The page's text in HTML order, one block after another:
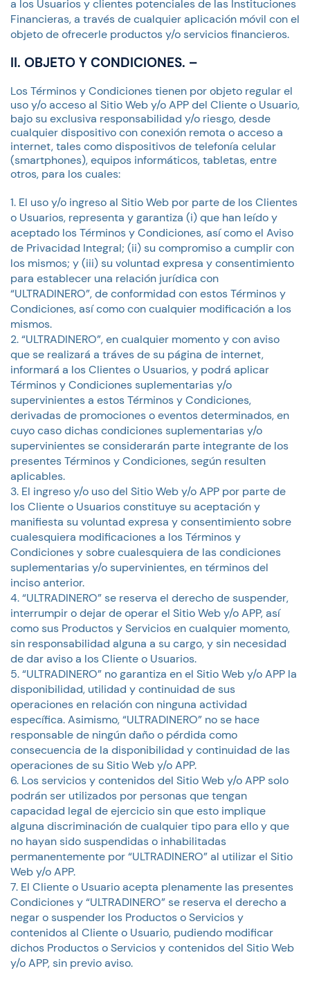
a los Usuarios y clientes potenciales de las Instituciones
Financieras, a través de cualquier aplicación móvil con el
objeto de ofrecerle productos y/o servicios financieros.
II. OBJETO Y CONDICIONES. –
Los Términos y Condiciones tienen por objeto regular el
uso y/o acceso al Sitio Web y/o APP del Cliente o Usuario,
bajo su exclusiva responsabilidad y/o riesgo, desde
cualquier dispositivo con conexión remota o acceso a
internet, tales como dispositivos de telefonía celular
(smartphones), equipos informáticos, tabletas, entre
otros, para los cuales:
El uso y/o ingreso al Sitio Web por parte de los Clientes
o Usuarios, representa y garantiza (i) que han leído y
aceptado los Términos y Condiciones, así como el Aviso
de Privacidad Integral; (ii) su compromiso a cumplir con
los mismos; y (iii) su voluntad expresa y consentimiento
para establecer una relación jurídica con
“ULTRADINERO”, de conformidad con estos Términos y
Condiciones, así como con cualquier modificación a los
mismos.
“ULTRADINERO”, en cualquier momento y con aviso
que se realizará a tráves de su página de internet,
informará a los Clientes o Usuarios, y podrá aplicar
Términos y Condiciones suplementarias y/o
supervinientes a estos Términos y Condiciones,
derivadas de promociones o eventos determinados, en
cuyo caso dichas condiciones suplementarias y/o
supervinientes se considerarán parte integrante de los
presentes Términos y Condiciones, según resulten
aplicables.
El ingreso y/o uso del Sitio Web y/o APP por parte de
los Cliente o Usuarios constituye su aceptación y
manifiesta su voluntad expresa y consentimiento sobre
cualesquiera modificaciones a los Términos y
Condiciones y sobre cualesquiera de las condiciones
suplementarias y/o supervinientes, en términos del
inciso anterior.
“ULTRADINERO” se reserva el derecho de suspender,
interrumpir o dejar de operar el Sitio Web y/o APP, así
como sus Productos y Servicios en cualquier momento,
sin responsabilidad alguna a su cargo, y sin necesidad
de dar aviso a los Cliente o Usuarios.
“ULTRADINERO” no garantiza en el Sitio Web y/o APP la
disponibilidad, utilidad y continuidad de sus
operaciones en relación con ninguna actividad
específica. Asimismo, “ULTRADINERO” no se hace
responsable de ningún daño o pérdida como
consecuencia de la disponibilidad y continuidad de las
operaciones de su Sitio Web y/o APP.
Los servicios y contenidos del Sitio Web y/o APP solo
podrán ser utilizados por personas que tengan
capacidad legal de ejercicio sin que esto implique
alguna discriminación de cualquier tipo para ello y que
no hayan sido suspendidas o inhabilitadas
permanentemente por “ULTRADINERO” al utilizar el Sitio
Web y/o APP.
El Cliente o Usuario acepta plenamente las presentes
Condiciones y “ULTRADINERO” se reserva el derecho a
negar o suspender los Productos o Servicios y
contenidos al Cliente o Usuario, pudiendo modificar
dichos Productos o Servicios y contenidos del Sitio Web
y/o APP, sin previo aviso.